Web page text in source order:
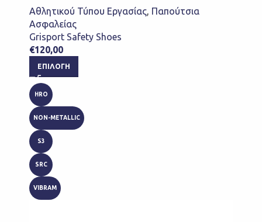
Αθλητικού Τύπου Εργασίας, Παπούτσια
Ασφαλείας
Grisport Safety Shoes
€120,00
ΕΠΙΛΟΓΉ
HRO
NON-METALLIC
S3
SRC
VIBRAM